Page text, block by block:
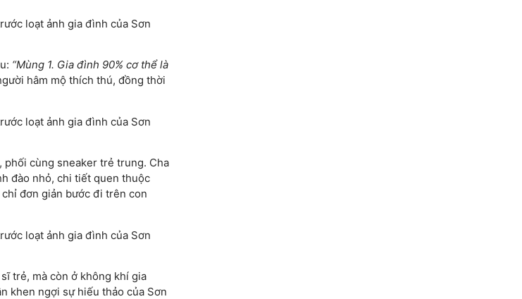
“Mùng 1. Gia đình 90% cơ thể là
hâm mộ thích thú, đồng thời
phối cùng sneaker trẻ trung. Cha
đào nhỏ, chi tiết quen thuộc
đơn giản bước đi trên con
trẻ, mà còn ở không khí gia
khen ngợi sự hiếu thảo của Sơn